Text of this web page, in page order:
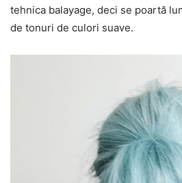
tehnica balayage, deci se poartă
de tonuri de culori suave.